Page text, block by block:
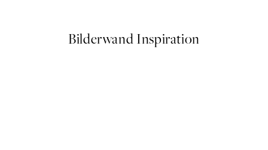
Bilderwand Inspiration